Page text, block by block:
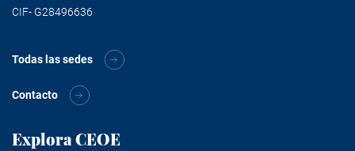
CIF- G28496636
Todas las sedes
Contacto
Explora CEOE